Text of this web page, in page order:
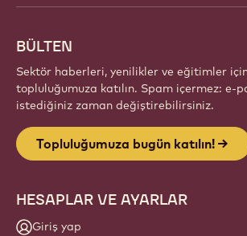
BÜLTEN
Sektör haberleri, yenilikler ve eğitimler
topluluğumuza katılın. Spam içermez: e-
istediğiniz zaman değiştirebilirsiniz.
Topluluğumuza bugün katılın!
HESAPLAR VE AYARLAR
Giriş yap